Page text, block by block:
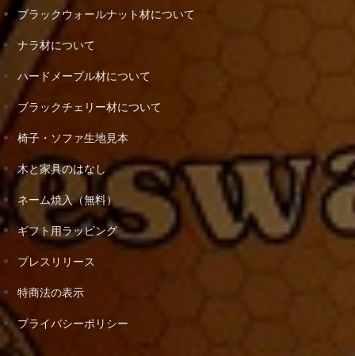
ブラックウォールナット材について
ナラ材について
ハードメープル材について
ブラックチェリー材について
椅子・ソファ生地見本
木と家具のはなし
ネーム焼入（無料）
ギフト用ラッピング
プレスリリース
特商法の表示
プライバシーポリシー